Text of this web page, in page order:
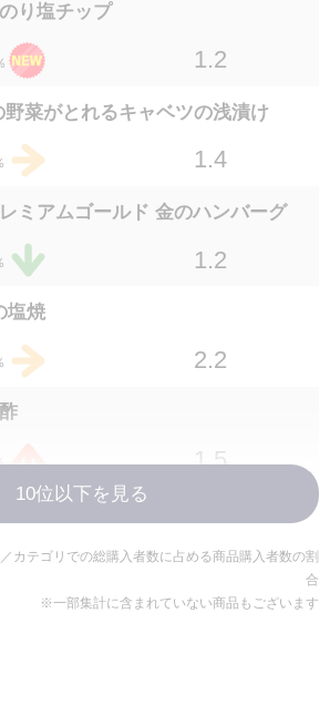
り塩チップ
1.2
野菜がとれるキャベツの浅漬け
1.4
ミアムゴールド 金のハンバーグ
1.2
塩焼
2.2
1.5
2.5
カテゴリでの総購入者数に占める商品購入者数の割
合
※一部集計に含まれていない商品もございます